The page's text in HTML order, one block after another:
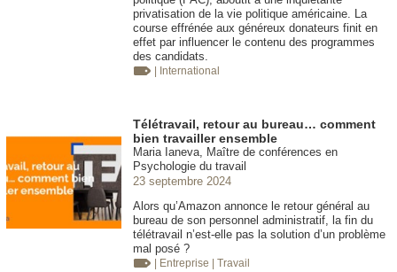
privatisation de la vie politique américaine. La
course effrénée aux généreux donateurs finit en
effet par influencer le contenu des programmes
des candidats.
| International
Télétravail, retour au bureau… comment
bien travailler ensemble
Maria Ianeva, Maître de conférences en
Psychologie du travail
23 septembre 2024
Alors qu’Amazon annonce le retour général au
bureau de son personnel administratif, la fin du
télétravail n’est-elle pas la solution d’un problème
mal posé ?
| Entreprise | Travail